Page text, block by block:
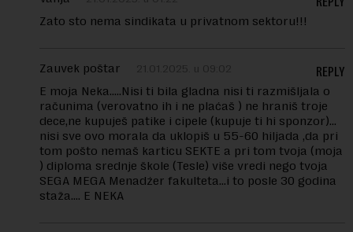
Zato sto nema sindikata u privatnom sektoru!!!
Zauvek poštar 21.01.2025. u 09:02
E moja Neka…..Nisi ti bila gladna nisi ti razmišljala o
računima (verovatno ih i ne plaćaš ) ne hraniš troje
dece,ne kupuješ patike i cipele (kupuje ti hi sponzor)…
nisi sve ovo morala da uklopiš u 55-60 hiljada ,da pri
tom pošto nemaš karticu SEKTE a pri tom tvoja (moja
) diploma srednje škole (Tesle) više vredi nego tvoja
SEGA MEGA Menadźer fakulteta…i to posle 30 godina
staža…. E NEKA
REPLY